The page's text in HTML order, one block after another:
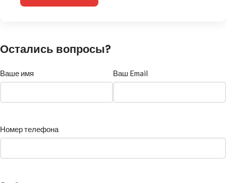
Остались вопросы?
Ваше имя Ваш Email
Номер телефона